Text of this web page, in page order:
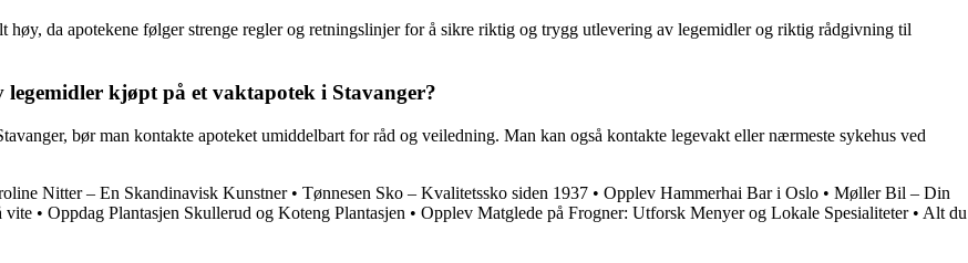
høy, da apotekene følger strenge regler og retningslinjer for å sikre riktig og trygg utlevering av legemidler og riktig rådgivning til
kjøpt på et vaktapotek i Stavanger?
bør man kontakte apoteket umiddelbart for råd og veiledning. Man kan også kontakte legevakt eller nærmeste sykehus ved
Nitter – En Skandinavisk Kunstner• Tønnesen Sko – Kvalitetssko siden 1937 • Opplev Hammerhai Bar i Oslo • Møller Bil – Din
vite • Oppdag Plantasjen Skullerud og Koteng Plantasjen • Opplev Matglede på Frogner: Utforsk Menyer og Lokale Spesialiteter• Alt du